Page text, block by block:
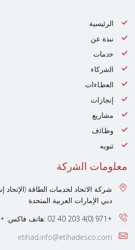
الرئيسية
نبذة عن
ﺧدﻣﺎت
اﻟﺷرﻛﺎء
اﻟﻌطﺎءات
إنجازات
ﻣﺷﺎرﯾﻊ
وظﺎﺋف
تنويه
ﻣﻌﻠوﻣﺎت اﻟﺷرﻛﺔ
دبي الإمارات العربية المتحدة
+971 (0)4 203 40 02 :هاتف
فاكس: +971 (0) 4 322 90 34
etihad.info@etihadesco.com